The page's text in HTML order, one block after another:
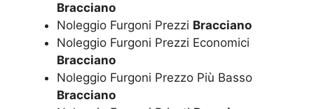
Bracciano
Noleggio Furgoni Prezzi Bracciano
Noleggio Furgoni Prezzi Economici
Bracciano
Noleggio Furgoni Prezzo Più Basso
Bracciano